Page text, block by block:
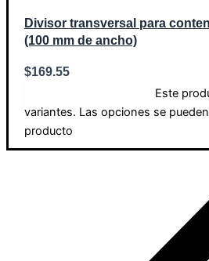
Divisor transversal para
(100 mm de ancho)
$169.55
Este
variantes. Las opciones se
producto